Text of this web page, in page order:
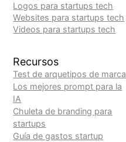
Logos para startups tech
Websites para startups tech
Videos para startups tech
Recursos
Test de arquetipos de marca
Los mejores prompt para la
IA
Chuleta de branding para
startups
Guía de gastos startup